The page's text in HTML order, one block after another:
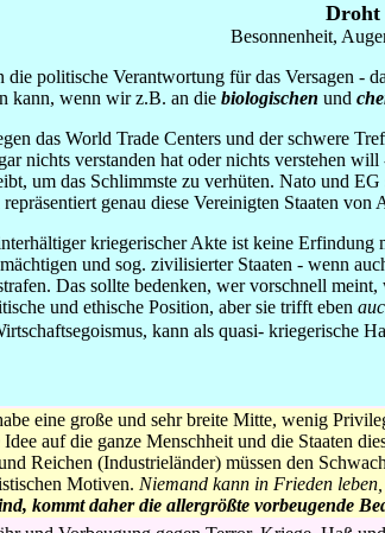
Droht
Besonnenheit,
politische Verantwortung für das Versagen -
kann, wenn wir z.B. an die biologischen und
das World Trade Centers und der schwere
nichts verstanden hat oder nichts verstehen
um das Schlimmste zu verhüten. Nato und
genau diese Vereinigten Staaten
kriegerischer Akte ist keine Erfindung
und sog. zivilisierter Staaten - wenn
Das sollte bedenken, wer vorschnell
und ethische Position, aber sie trifft eben
kann als quasi- kriegerische
eine große und sehr breite Mitte, wenig
Idee auf die ganze Menschheit und die Staaten
Reichen (Industrieländer) müssen den
Motiven. Niemand kann in Frieden
kommt daher die allergrößte vorbeugende